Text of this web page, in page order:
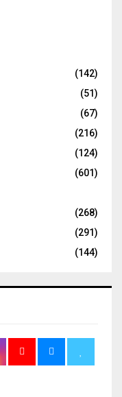
(142)
(51)
(67)
(216)
(124)
(601)
(268)
(291)
(144)